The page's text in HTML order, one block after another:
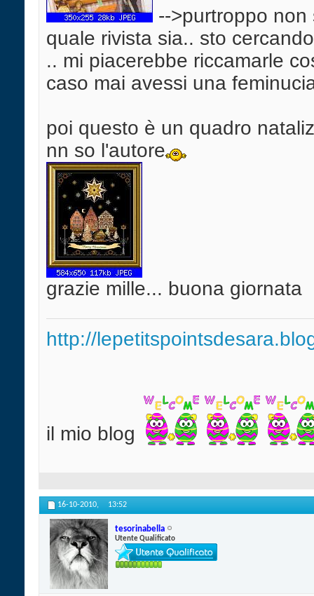
-->purtroppo non
quale rivista sia.. sto
.. mi piacerebbe riccamarle
caso mai avessi una
poi questo è un quadro
nn so l'autore
grazie mille... buona giornata
http://
il mio blog
16-10-2010, 13:52
tesorinabella
Utente Qualificato